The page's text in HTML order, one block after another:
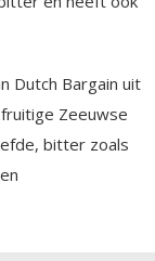
Dutch Bargain uit
Zeeuwse
bitter zoals